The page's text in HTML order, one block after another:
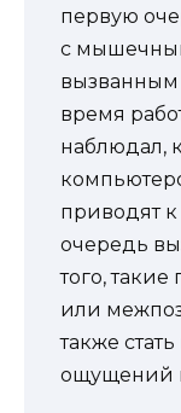
первую
с
вызванным
время
наблюдал,
приводят
очередь
того, такие
или
также
ощущений